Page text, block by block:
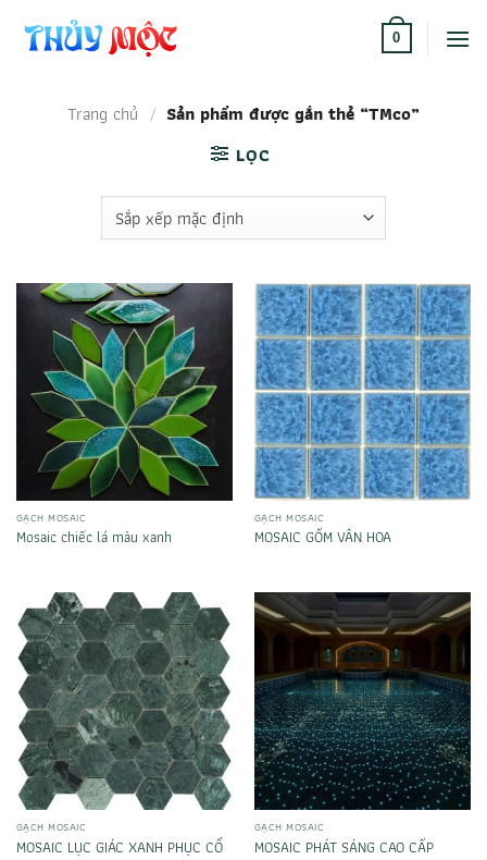
0
Trang chủ / Sản phẩm được gắn thẻ “TMco”
LỌC
GẠCH MOSAIC
Mosaic chiếc lá màu xanh
GẠCH MOSAIC
MOSAIC GỐM VÂN HOA
GẠCH MOSAIC
MOSAIC LỤC GIÁC XANH PHỤC CỔ
GẠCH MOSAIC
MOSAIC PHÁT SÁNG CAO CẤP